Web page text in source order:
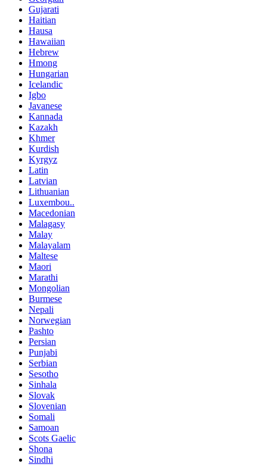
Gujarati
Haitian
Hausa
Hawaiian
Hebrew
Hmong
Hungarian
Icelandic
Igbo
Javanese
Kannada
Kazakh
Khmer
Kurdish
Kyrgyz
Latin
Latvian
Lithuanian
Luxembou..
Macedonian
Malagasy
Malay
Malayalam
Maltese
Maori
Marathi
Mongolian
Burmese
Nepali
Norwegian
Pashto
Persian
Punjabi
Serbian
Sesotho
Sinhala
Slovak
Slovenian
Somali
Samoan
Scots Gaelic
Shona
Sindhi